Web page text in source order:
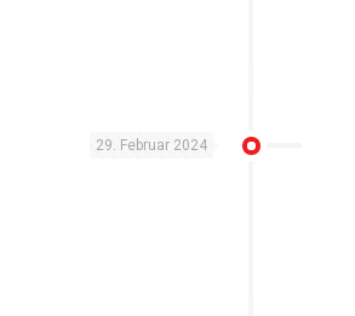
29. Februar 2024